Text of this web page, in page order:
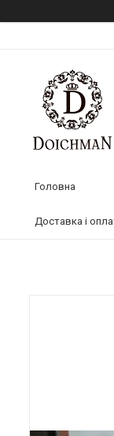
Головна
Доставка і